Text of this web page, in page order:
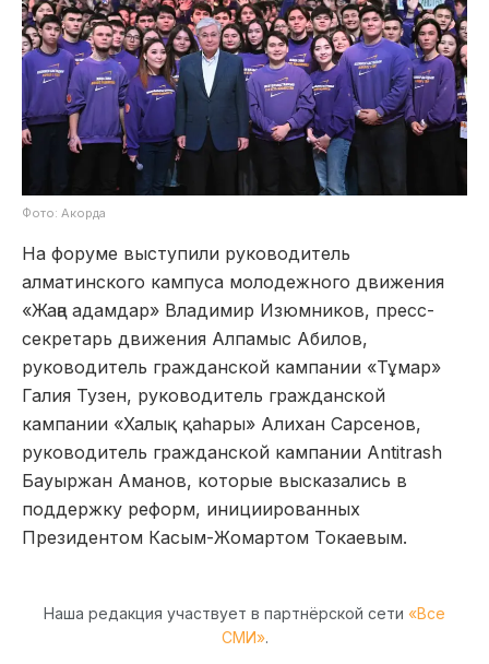
Фото: Акорда
На форуме выступили руководитель
алматинского кампуса молодежного движения
«Жаңа адамдар» Владимир Изюмников, пресс-
секретарь движения Алпамыс Абилов,
руководитель гражданской кампании «Тұмар»
Галия Тузен, руководитель гражданской
кампании «Халық қаһары» Алихан Сарсенов,
руководитель гражданской кампании Antitrash
Бауыржан Аманов, которые высказались в
поддержку реформ, инициированных
Президентом Касым-Жомартом Токаевым.
Наша редакция участвует в партнёрской сети «Все
СМИ».